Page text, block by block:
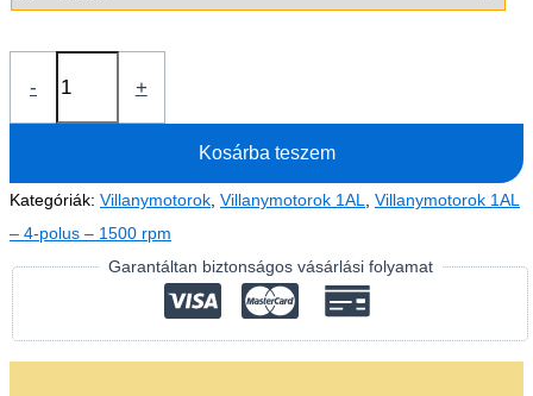
-
0,12kW
(400V-
1310
rpm)
mennyiség
+
Kosárba teszem
Kategóriák: Villanymotorok Villanymotorok 1AL
Villanymotorok 1AL
– 4-polus – 1500 rpm
Garantáltan biztonságos vásárlási folyamat